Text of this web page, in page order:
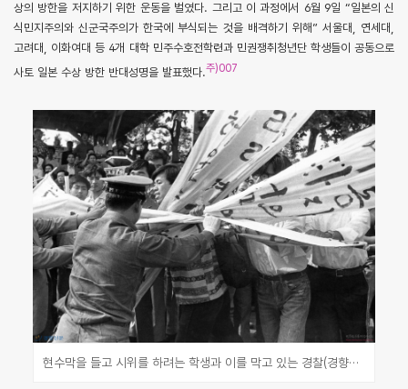
상의 방한을 저지하기 위한 운동을 벌였다. 그리고 이 과정에서 6월 9일 “일본의 신
식민지주의와 신군국주의가 한국에 부식되는 것을 배격하기 위해” 서울대, 연세대,
고려대, 이화여대 등 4개 대학 민주수호전학련과 민권쟁취청년단 학생들이 공동으로
사토 일본 수상 방한 반대성명을 발표했다.주)007
현수막을 들고 시위를 하려는 학생과 이를 막고 있는 경찰(경향신문사, 민주화운동기념사업회)